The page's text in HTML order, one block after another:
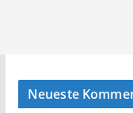
Neueste